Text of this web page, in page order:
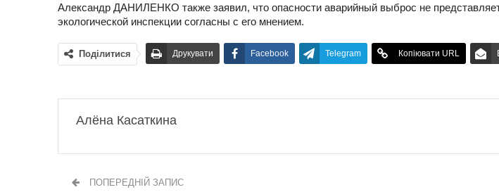
Александр ДАНИЛЕНКО также заявил, что опасности аварийный выброс не
экологической инспекции согласны с его мнением.
Поділитися Друкувати Facebook Telegram Копіювати URL
Алёна Касаткина
ПОПЕРЕДНІЙ ЗАПИС